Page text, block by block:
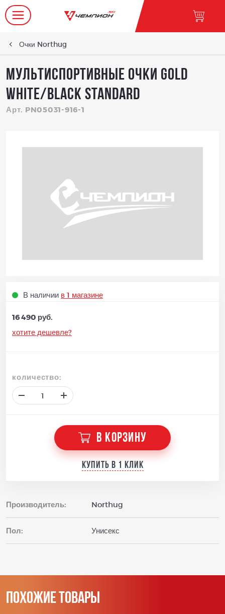
Очки Northug
Мультиспортивные очки GOLD
WHITE/BLACK Standard
Арт. PN05031-916-1
В наличии в 1 магазине
16 490 руб.
хотите дешевле?
количество:
В КОРЗИНУ
Купить в 1 клик
Производитель: Northug
Пол: Унисекс
Похожие товары